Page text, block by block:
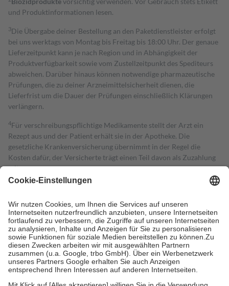
und Produktinformationen lesen.
3Die Übergabe deiner Bestellung an den Paketdienstleister erfolgt
bei uns werktags von Montag bis Freitag bis 18:00 Uhr. Der genaue
Lieferzeitpunkt kann je nach Region und in Abhängigkeit der
Produktverfügbarkeit sowie vom Zustellzeitpunkt des Spediteurs
abweichen. Darüber hinaus können notwendige pharmazeutische
Prüfungen, die zu deiner Arzneimittelsicherheit dienen, die
Lieferfrist um die Dauer der Prüfungen einschließlich Klärungen
verlängern.
4Für verschreibungspflichtige Medikamente stellt der Arzt ein
Rezept aus und der Patient erhält sie in der Apotheke. Die
gesetzliche Krankenversicherung übernimmt in der Regel die
Kosten dafür, der Versicherte trägt einen Teil davon als Zuzahlung
mit.
Grundsätzlich leisten Mitglieder Zuzahlungen in Höhe von zehn
höchstens zehn Euro.
Es sind jedoch nie mehr als die tatsächlichen
Kosten der Leistung zu entrichten.
Diese Regeln gelten grundsätzlich auch für Online-Apotheken.
Bei Heilmitteln und häuslicher Krankenpflege beträgt die
Zuzahlung zehn Prozent der Kosten sowie zehn Euro je
Verordnung.
Um das Engagement der Versicherten für ihre eigene Gesundheit zu
stärken und die besondere Stellung der Familie zu unterstützen,